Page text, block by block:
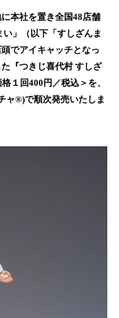
本社を置き全国48店舗
」（以下「すしざんま
でアイキャッチとなっ
『つきじ喜代村 すしざ
１回400円／税込＞を、
ャ®)で順次発売いたしま